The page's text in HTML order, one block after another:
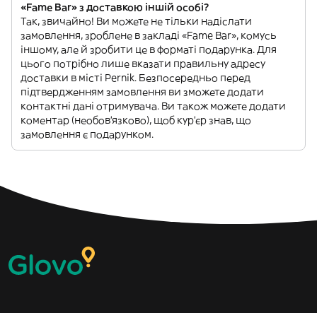
«Fame Bar» з доставкою іншій особі?
Так, звичайно! Ви можете не тільки надіслати
замовлення, зроблене в закладі «Fame Bar», комусь
іншому, але й зробити це в форматі подарунка. Для
цього потрібно лише вказати правильну адресу
доставки в місті Pernik. Безпосередньо перед
підтвердженням замовлення ви зможете додати
контактні дані отримувача. Ви також можете додати
коментар (необов'язково), щоб кур'єр знав, що
замовлення є подарунком.